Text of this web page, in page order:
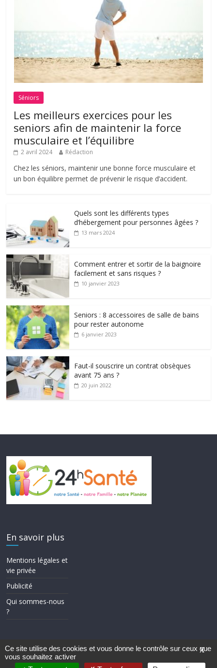
Séniors
Les meilleurs exercices pour les
seniors afin de maintenir la force
musculaire et l’équilibre
2 avril 2024 Rédaction
Chez les séniors, maintenir une bonne force musculaire et
un bon équilibre permet de prévenir le risque d’accident.
Quels sont les différents types
d’hébergement pour personnes âgées ?
13 mars 2024
Comment entrer et sortir de la baignoire
facilement et sans risques ?
10 janvier 2023
Seniors : 8 accessoires de salle de bains
pour rester autonome
6 janvier 2023
Faut-il souscrire un contrat obsèques
avant 75 ans ?
20 juin 2022
En savoir plus
Mentions légales et
vie privée
Publicité
Qui sommes-nous
?
Copyright © 2026
X
Ce site utilise des cookies et vous donne le contrôle sur ceux que
vous souhaitez activer